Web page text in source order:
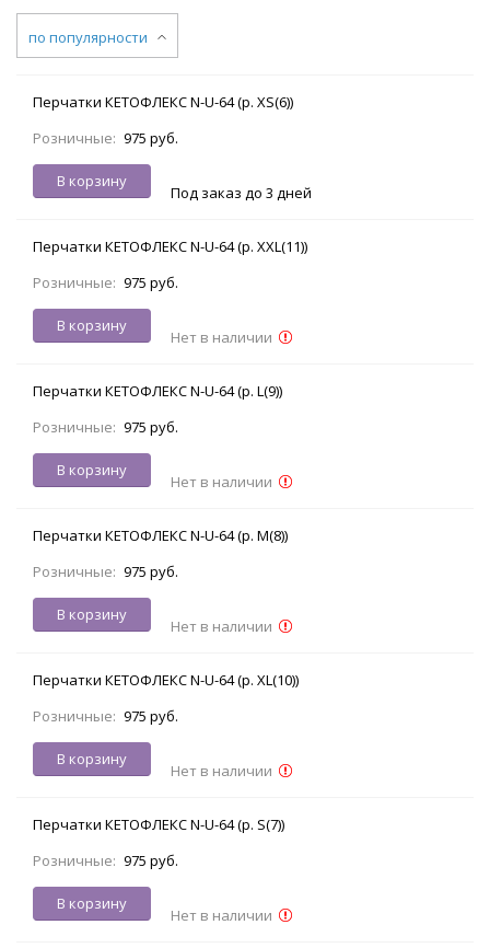
по популярности
Перчатки КЕТОФЛЕКС N-U-64 (р. XS(6))
Розничные: 975 руб.
В корзину
Под заказ до 3 дней
Перчатки КЕТОФЛЕКС N-U-64 (р. XXL(11))
Розничные: 975 руб.
В корзину
Нет в наличии
Перчатки КЕТОФЛЕКС N-U-64 (р. L(9))
Розничные: 975 руб.
В корзину
Нет в наличии
Перчатки КЕТОФЛЕКС N-U-64 (р. M(8))
Розничные: 975 руб.
В корзину
Нет в наличии
Перчатки КЕТОФЛЕКС N-U-64 (р. XL(10))
Розничные: 975 руб.
В корзину
Нет в наличии
Перчатки КЕТОФЛЕКС N-U-64 (р. S(7))
Розничные: 975 руб.
В корзину
Нет в наличии